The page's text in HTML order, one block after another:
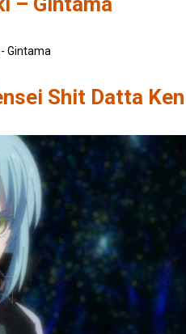
Shit Datta Ken